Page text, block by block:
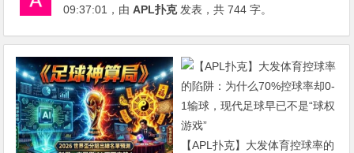
09:37:01 ，由APL扑克发表，共 744 字。
【APL扑克】大发体育控球率的